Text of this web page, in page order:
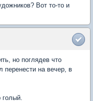
Вот то-то и
но поглядев что
перенести на вечер, в